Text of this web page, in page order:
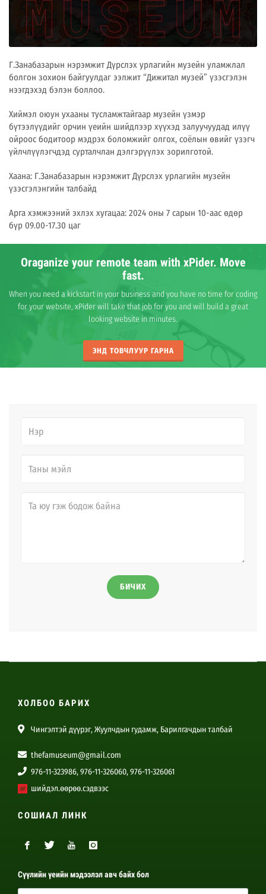
Г.Занабазарын нэрэмжит Дүрслэх урлагийн музейн уламжлал
болгон зохион байгуулдаг ээлжит “Дижитал музей” үзэсгэлэн
нээгдэхэд бэлэн боллоо.
Хиймэл оюун ухааны тусламжтайгаар музейн үзмэр
бүтээлүүдийг орчин үеийн шийдлээр хүүхэд залуучуудад илүү
ойроос бодитоор мэдрэх боломжийг олгох, соёлын өвийг үзэгч
үйлчлүүлэгчдэд сурталчлан дэлгэрүүлэх зорилготой.
Хаана: Г.Занабазарын нэрэмжит Дүрслэх урлагийн музейн
үзэсгэлэнгийн талбайд
Арга хэмжээний эхлэх хугацаа: 2024 оны 7 сарын 10-аас өдөр
бүр 09.00-17.30 цаг
Oraganize your remote team with xPider. Move
fast.
When you need a kickstart in your business and you have no time for coding
for your website, xPider will take that job for you and will build a great
looking website in minutes.
ЭНД ТОВЧЛУУР ГАРНА
БИЧИХ
ХОЛБОО БАРИХ
Чингэлтэй дүүрэг, Жуулчдын гудамж, Барилгачдын талбай
thefamuseum@gmail.com
976-11-323986, 976-11-326060, 976-11-326061
шийдэл.өөрөө.сэдвээс
СОШИАЛ ЛИНК
Сүүлийн үеийн мэдээлэл авч байх бол